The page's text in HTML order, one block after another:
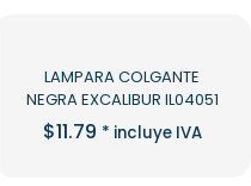
LAMPARA COLGANTE
NEGRA EXCALIBUR IL04051
$11.79 * incluye IVA